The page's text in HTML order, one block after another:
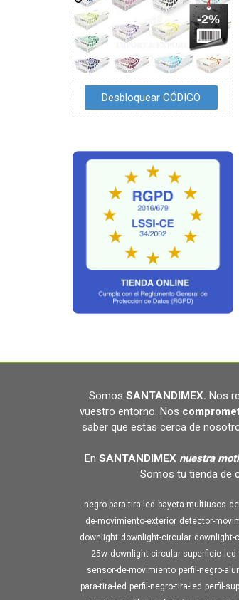
-2%
Somos SANTANDIMEX.Nos
vuestro entorno. Nos
saber que estas cerca de
EnSANTANDIMEX nuestra
Somos tu tienda de
-negro-para-tira-led bayeta-multiusos
de-movimiento-exterior detector-
downlight downlight-circular downlight-
25w downlight-circular-superficie
sensor-de-movimiento perfil-negro-
para-tira-led perfil-negro-tira-led perfil-